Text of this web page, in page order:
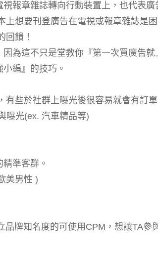
報章雜誌轉向行動裝置上，也代表廣
上想要刊登廣告在電視或報章雜誌是
回饋！
為這不只是堂教你『第一次買廣告就
編』的技巧。
有些於社群上曝光後很容易就會有訂
曝光(ex. 汽車精品等)
準客群。
美男性 )
牌知名度的可使用CPM，想讓TA參